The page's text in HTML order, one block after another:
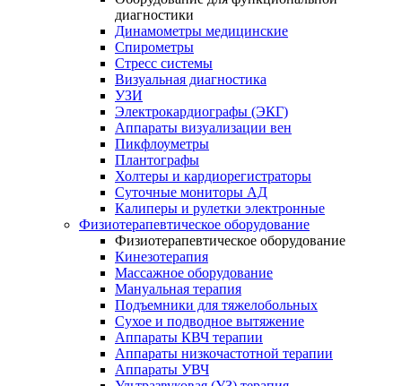
диагностики
Динамометры медицинские
Спирометры
Стресс системы
Визуальная диагностика
УЗИ
Электрокардиографы (ЭКГ)
Аппараты визуализации вен
Пикфлоуметры
Плантографы
Холтеры и кардиорегистраторы
Суточные мониторы АД
Калиперы и рулетки электронные
Физиотерапевтическое оборудование
Физиотерапевтическое оборудование
Кинезотерапия
Массажное оборудование
Мануальная терапия
Подъемники для тяжелобольных
Сухое и подводное вытяжение
Аппараты КВЧ терапии
Аппараты низкочастотной терапии
Аппараты УВЧ